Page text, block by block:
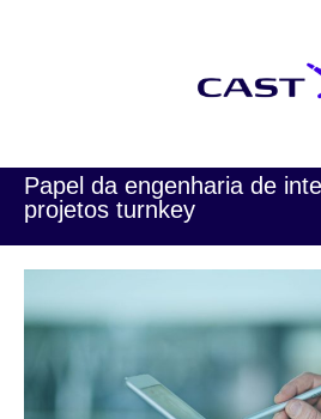
Papel da engenharia de
projetos turnkey